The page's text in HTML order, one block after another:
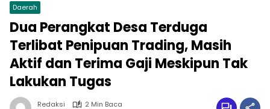
Daerah
Dua Perangkat Desa Terduga
Terlibat Penipuan Trading, Masih
Aktif dan Terima Gaji Meskipun Tak
Lakukan Tugas
Redaksi
2 Min Baca